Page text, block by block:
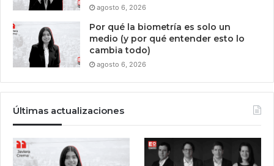
agosto 6, 2026
Por qué la biometría es solo un
medio (y por qué entender esto lo
cambia todo)
agosto 6, 2026
Últimas actualizaciones